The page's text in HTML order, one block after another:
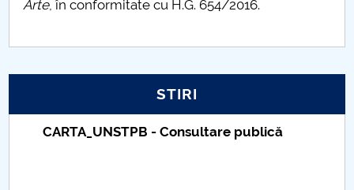
Arte, în conformitate cu H.G. 654/2016.
STIRI
Taxe de școlarizare indexate – Centrul